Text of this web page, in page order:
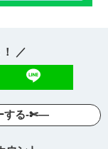
／
する-✄—